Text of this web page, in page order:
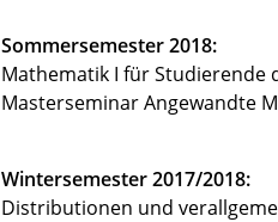
Sommersemester 2018:
Mathematik I für Studierende
Masterseminar Angewandte
Wintersemester 2017/2018:
Distributionen und